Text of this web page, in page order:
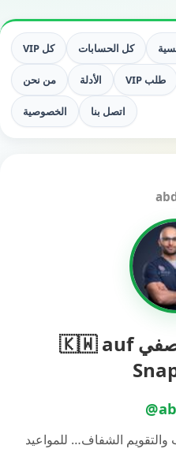
كل الحسابات كل VIP
طلب VIP الأدلة من نحن
اتصل بنا الخصوصية
محمد نبيل💉 الصفي 🇰🇼 auf
الشفاف… للمواعيد